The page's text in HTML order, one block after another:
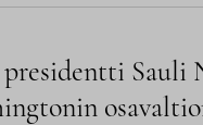
presidentti Sauli